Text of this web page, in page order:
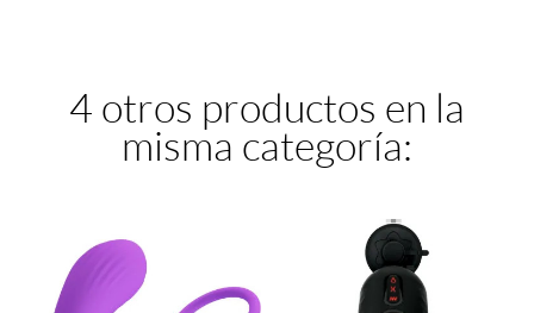
4 otros productos en la
misma categoría: